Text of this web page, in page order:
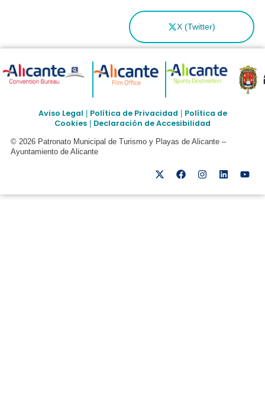
X (Twitter)
Aviso Legal | Política de Privacidad | Política de
Cookies | Declaración de Accesibilidad
© 2026 Patronato Municipal de Turismo y Playas de Alicante –
Ayuntamiento de Alicante